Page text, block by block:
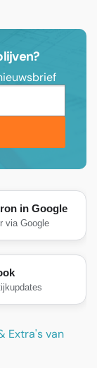
in Google
via Google